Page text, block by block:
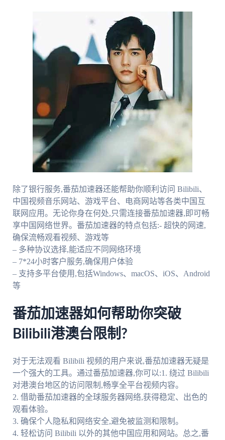
除了银行服务,番茄加速器还能帮助你顺利访问 Bilibili、
中国视频音乐网站、游戏平台、电商网站等各类中国互
联网应用。无论你身在何处,只需连接番茄加速器,即可畅
享中国网络世界。番茄加速器的特点包括:- 超快的网速,
确保流畅观看视频、游戏等
– 多种协议选择,能适应不同网络环境
– 7*24小时客户服务,确保用户体验
– 支持多平台使用,包括Windows、macOS、iOS、Android
等
番茄加速器如何帮助你突破
Bilibili港澳台限制?
对于无法观看 Bilibili 视频的用户来说,番茄加速器无疑是
一个强大的工具。通过番茄加速器,你可以:1. 绕过 Bilibili
对港澳台地区的访问限制,畅享全平台视频内容。
2. 借助番茄加速器的全球服务器网络,获得稳定、出色的
观看体验。
3. 确保个人隐私和网络安全,避免被监测和限制。
4. 轻松访问 Bilibili 以外的其他中国应用和网站。总之,番